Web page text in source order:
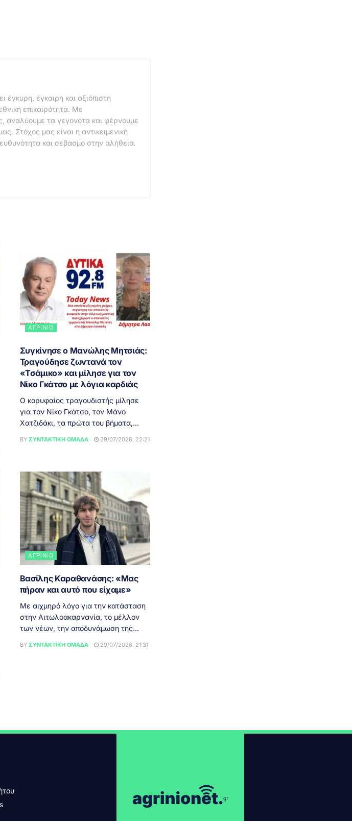
έγκαιρη και αξιόπιστη
επικαιρότητα. Με
αναλύουμε τα γεγονότα και φέρνουμε
Στόχος μας είναι η αντικειμενική
και σεβασμό στην αλήθεια.
ΑΓΡΊΝΙΟ
Συγκίνησε ο Μανώλης Μητσιάς:
Τραγούδησε ζωντανά τον
«Τσάμικο» και μίλησε για τον
Νίκο Γκάτσο με λόγια καρδιάς
Ο κορυφαίος τραγουδιστής μίλησε
για τον Νίκο Γκάτσο, τον Μάνο
Χατζιδάκι, τα πρώτα του βήματα,...
BY ΣΥΝΤΑΚΤΙΚΉ ΟΜΆΔΑ 29/07/2026, 22:21
ΑΓΡΊΝΙΟ
Βασίλης Καραθανάσης: «Μας
πήραν και αυτό που είχαμε»
Με αιχμηρό λόγο για την κατάσταση
στην Αιτωλοακαρνανία, το μέλλον
των νέων, την αποδυνάμωση της...
BY ΣΥΝΤΑΚΤΙΚΉ ΟΜΆΔΑ 29/07/2026, 21:31